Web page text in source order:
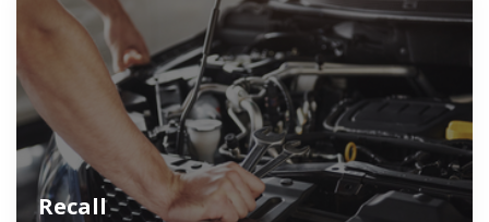
Recall